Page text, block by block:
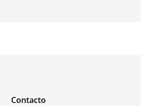
Contacto